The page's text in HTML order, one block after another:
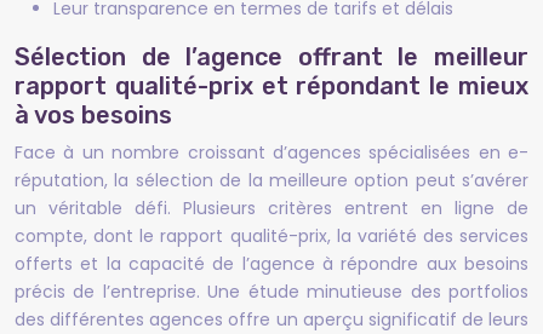
Leur transparence en termes de tarifs et délais
Sélection de l’agence offrant le meilleur
rapport qualité-prix et répondant le mieux
à vos besoins
Face à un nombre croissant d’agences spécialisées en e-
réputation, la sélection de la meilleure option peut s’avérer
un véritable défi. Plusieurs critères entrent en ligne de
compte, dont le rapport qualité-prix, la variété des services
offerts et la capacité de l’agence à répondre aux besoins
précis de l’entreprise. Une étude minutieuse des portfolios
des différentes agences offre un aperçu significatif de leurs